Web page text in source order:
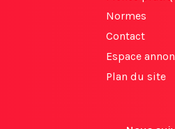
Normes
Contact
Espace
Plan du site